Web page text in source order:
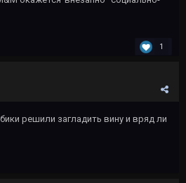
1
решили загладить вину и вряд ли